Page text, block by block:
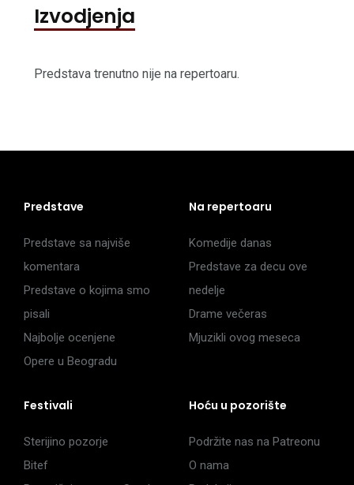
Izvodjenja
Predstava trenutno nije na repertoaru.
Predstave
Predstave sa najviše
komentara
Predstave o kojima smo
pisali
Najbolje ocenjene
Opere u Beogradu
Na repertoaru
Komedije danas
Predstave za decu ove
nedelje
Drame večeras
Mjuzikli ovog meseca
Festivali
Sterijino pozorje
Bitef
Hoću u pozorište
Podržite nas na Patreonu
O nama